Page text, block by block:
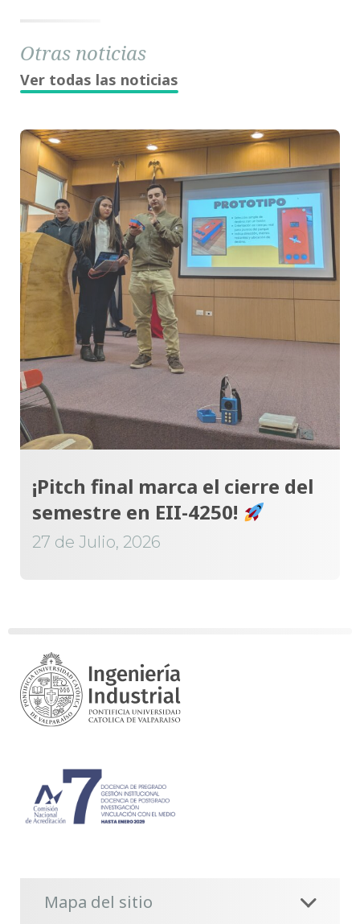
Otras noticias
Ver todas las noticias
¡Pitch final marca el cierre del
semestre en EII-4250!
27 de Julio, 2026
Mapa del sitio